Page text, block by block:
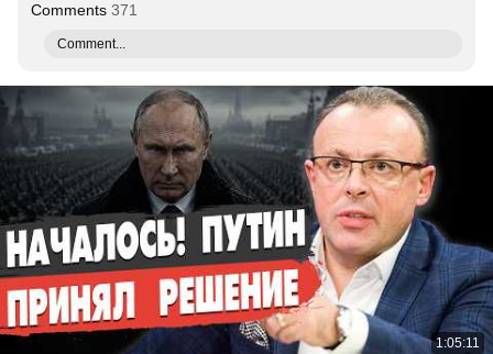
Comments 371
Comment...
1:05:11